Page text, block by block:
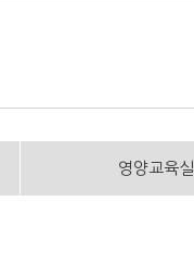
영양교육실